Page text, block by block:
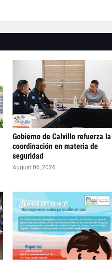
Gobierno de Calvillo refuerza la
coordinación en materia de
seguridad
August 06, 2026